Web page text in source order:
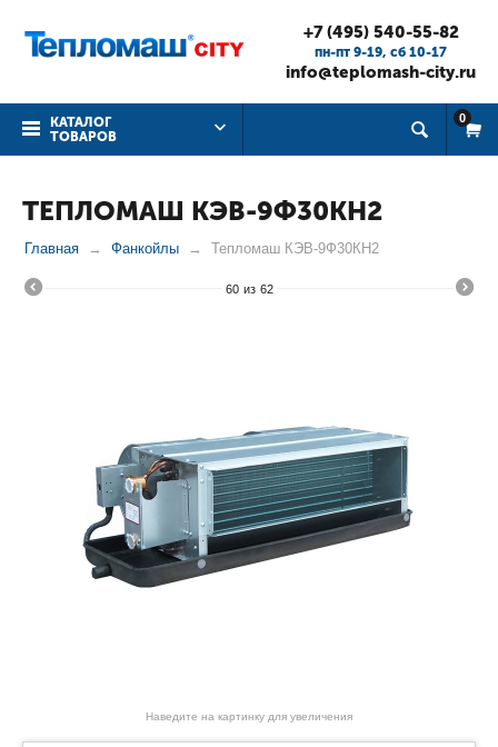
+7 (495) 540-55-82
пн-пт 9-19, cб 10-17
info@teplomash-city.ru
КАТАЛОГ
ТОВАРОВ
0
ТЕПЛОМАШ КЭВ-9Ф30КН2
Главная Фанкойлы Тепломаш КЭВ-9Ф30КН2
60 из 62
Наведите на картинку для увеличения